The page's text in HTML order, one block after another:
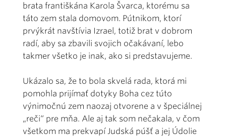
brata františkána Karola Švarca, ktorému sa
táto zem stala domovom. Pútnikom, ktorí
prvýkrát navštívia Izrael, totiž brat v dobrom
radí, aby sa zbavili svojich očakávaní, lebo
takmer všetko je inak, ako si predstavujeme.
Ukázalo sa, že to bola skvelá rada, ktorá mi
pomohla prijímať dotyky Boha cez túto
výnimočnú zem naozaj otvorene a v špeciálnej
„reči“ pre mňa. Ale aj tak som nečakala, v čom
všetkom ma prekvapí Judská púšť a jej Údolie